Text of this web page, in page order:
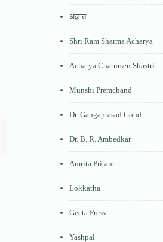
अज्ञात
Shri Ram Sharma Acharya
Acharya Chatursen Shastri
Munshi Premchand
Dr. Gangaprasad Goud
Dr. B. R. Ambedkar
Amrita Pritam
Lokkatha
Geeta Press
Yashpal